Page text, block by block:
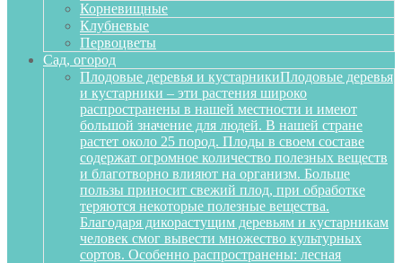
Корневищные
Клубневые
Первоцветы
Сад, огород
Плодовые деревья и кустарникиПлодовые деревья
и кустарники – эти растения широко
распространены в нашей местности и имеют
большой значение для людей. В нашей стране
растет около 25 пород. Плоды в своем составе
содержат огромное количество полезных веществ
и благотворно влияют на организм. Больше
пользы приносит свежий плод, при обработке
теряются некоторые полезные вещества.
Благодаря дикорастущим деревьям и кустарникам
человек смог вывести множество культурных
сортов. Особенно распространены: лесная